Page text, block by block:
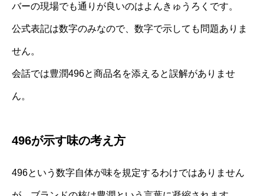
バーの現場でも通りが良いのはよんきゅうろくです。
公式表記は数字のみなので、数字で示しても問題ありま
せん。
会話では豊潤496と商品名を添えると誤解がありませ
ん。
496が示す味の考え方
496という数字自体が味を規定するわけではありません